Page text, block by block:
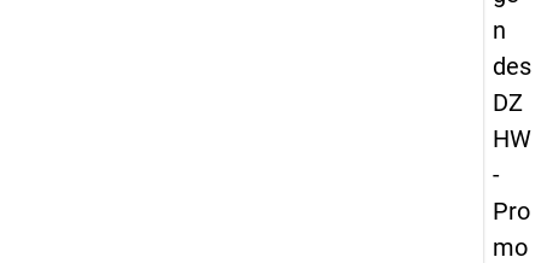
n
des
DZ
HW
-
Pro
mo